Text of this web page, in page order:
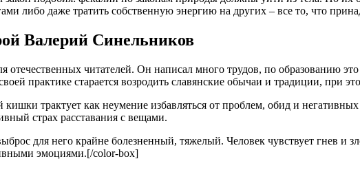
либо даже тратить собственную энергию на других – все то, что
Валерий Синельников
отечественных читателей. Он написал много трудов, по образованию
практике старается возродить славянские обычаи и традиции, при
кишки трактует как неумение избавляться от проблем, обид и
страх расставания с вещами.
для него крайне болезненный, тяжелый. Человек чувствует гнев и
эмоциями.[/color-box]